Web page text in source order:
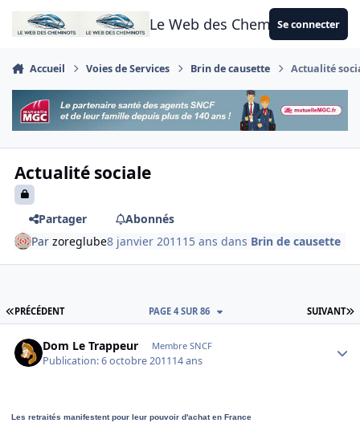
Aller au contenu
Le Web des CheminotsSe connecter
Accueil Voies de Services Brin de causette Actualité
Actualité sociale
Partager
Abonnés
Parzoreglube8 janvier 2011 15 ans dans Brin de causette
PREMIÈRE PAGE
PRÉCÉDENT SUIVANT
PAGE 4 SUR 86
Dom Le Trappeur Membre SNCF
Publication:6 octobre 201114 ans
Les retraités manifestent pour leur pouvoir d'achat en France